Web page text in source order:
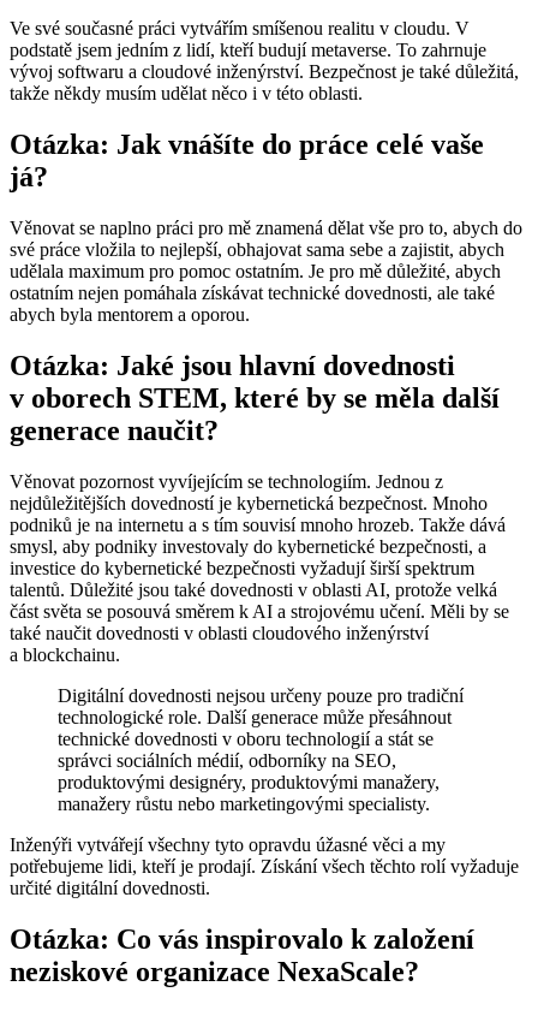
Ve své současné práci vytvářím smíšenou realitu v cloudu. V
podstatě jsem jedním z lidí, kteří budují metaverse. To zahrnuje
vývoj softwaru a cloudové inženýrství. Bezpečnost je také důležitá,
takže někdy musím udělat něco i v této oblasti.
Otázka: Jak vnášíte do práce celé vaše
já?
Věnovat se naplno práci pro mě znamená dělat vše pro to, abych do
své práce vložila to nejlepší, obhajovat sama sebe a zajistit, abych
udělala maximum pro pomoc ostatním. Je pro mě důležité, abych
ostatním nejen pomáhala získávat technické dovednosti, ale také
abych byla mentorem a oporou.
Otázka: Jaké jsou hlavní dovednosti
v oborech STEM, které by se měla další
generace naučit?
Věnovat pozornost vyvíjejícím se technologiím. Jednou z
nejdůležitějších dovedností je kybernetická bezpečnost. Mnoho
podniků je na internetu a s tím souvisí mnoho hrozeb. Takže dává
smysl, aby podniky investovaly do kybernetické bezpečnosti, a
investice do kybernetické bezpečnosti vyžadují širší spektrum
talentů. Důležité jsou také dovednosti v oblasti AI, protože velká
část světa se posouvá směrem k AI a strojovému učení. Měli by se
také naučit dovednosti v oblasti cloudového inženýrství
a blockchainu.
Digitální dovednosti nejsou určeny pouze pro tradiční
technologické role. Další generace může přesáhnout
technické dovednosti v oboru technologií a stát se
správci sociálních médií, odborníky na SEO,
produktovými designéry, produktovými manažery,
manažery růstu nebo marketingovými specialisty.
Inženýři vytvářejí všechny tyto opravdu úžasné věci a my
potřebujeme lidi, kteří je prodají. Získání všech těchto rolí vyžaduje
určité digitální dovednosti.
Otázka: Co vás inspirovalo k založení
neziskové organizace NexaScale?